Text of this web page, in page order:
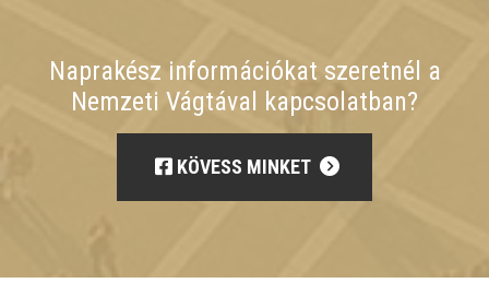
Naprakész információkat szeretnél a
Nemzeti Vágtával kapcsolatban?
KÖVESS MINKET